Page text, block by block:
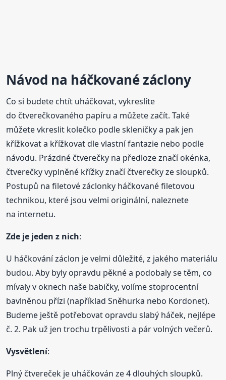
Návod na háčkované záclony
Co si budete chtít uháčkovat, vykreslíte
do čtverečkovaného papíru a můžete začít. Také
můžete vkreslit kolečko podle skleničky a pak jen
křížkovat a křížkovat dle vlastní fantazie nebo podle
návodu. Prázdné čtverečky na předloze značí okénka,
čtverečky vyplněné křížky značí čtverečky ze sloupků.
Postupů na filetové záclonky háčkované filetovou
technikou, které jsou velmi originální, naleznete
na internetu.
Zde je jeden z nich:
U háčkování záclon je velmi důležité, z jakého materiálu
budou. Aby byly opravdu pěkné a podobaly se těm, co
mívaly v oknech naše babičky, volíme stoprocentní
bavlněnou přízi (například Sněhurka nebo Kordonet).
Budeme ještě potřebovat opravdu slabý háček, nejlépe
č. 2. Pak už jen trochu trpělivosti a pár volných večerů.
Vysvětlení:
Plný čtvereček je uháčkován ze 4 dlouhých sloupků.